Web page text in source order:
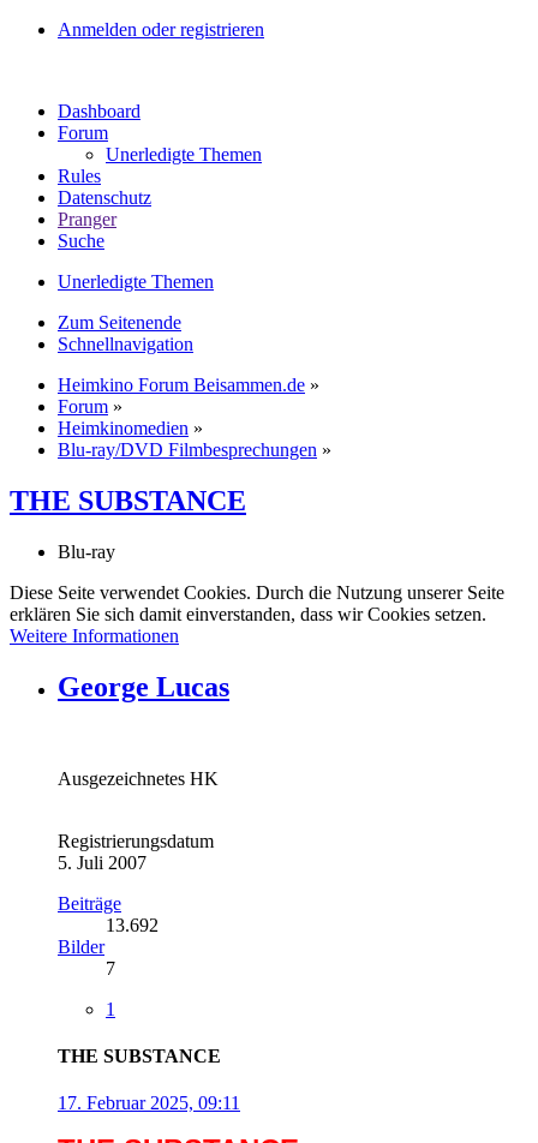
Anmelden oder registrieren
Dashboard
Forum
Unerledigte Themen
Rules
Datenschutz
Pranger
Suche
Unerledigte Themen
Zum Seitenende
Schnellnavigation
Heimkino Forum Beisammen.de »
Forum »
Heimkinomedien »
Blu-ray/DVD Filmbesprechungen »
THE SUBSTANCE
Blu-ray
Diese Seite verwendet Cookies. Durch die Nutzung unserer Seite
erklären Sie sich damit einverstanden, dass wir Cookies setzen.
Weitere Informationen
George Lucas
Ausgezeichnetes HK
Registrierungsdatum
5. Juli 2007
Beiträge
13.692
Bilder
7
1
THE SUBSTANCE
17. Februar 2025, 09:11